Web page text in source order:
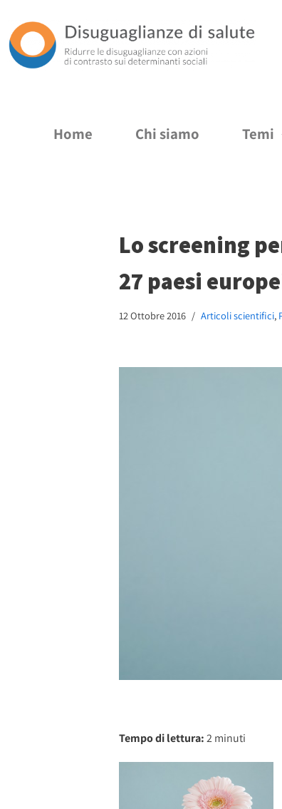
Vai
al
Home Chi siamo Temi
Lo screening
27 paesi
12 Ottobre 2016 Articoli scientifici,
Tempo di lettura:2minuti